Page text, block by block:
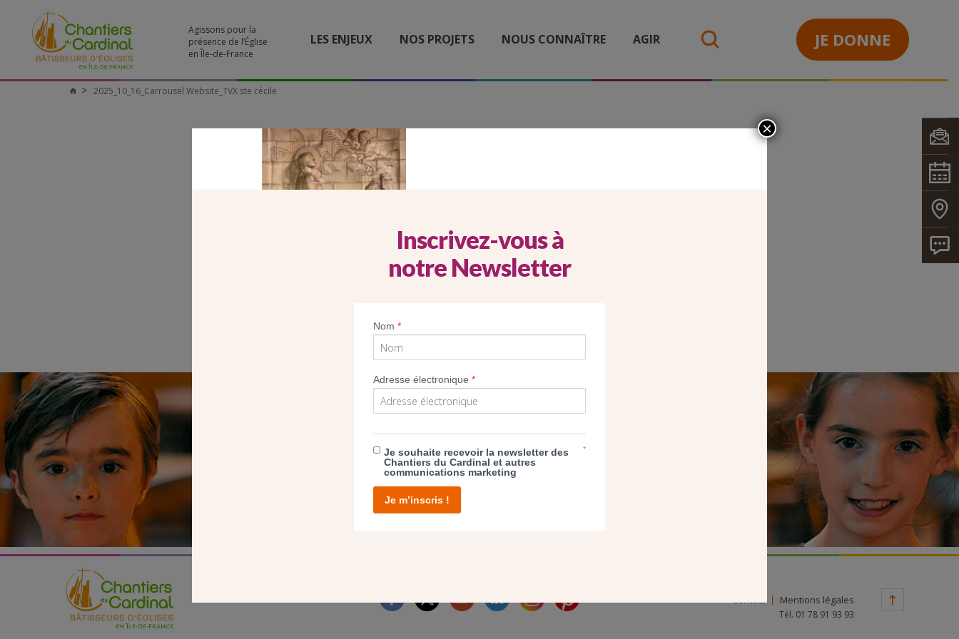
Agissons pour la
présence de l’Église
en Île-de-France
LES ENJEUX NOS PROJETS NOUS CONNAÎTRE AGIR JE DONNE
Chantiers
2025_10_16_Carrousel Website_TVX ste cécile
2025_10_16_CARROUSEL WEBSITE_TVX STE
SEUL VOTRE DON
NOUS PERMET D’AGIR
facebook twitter youtube linkedin instagram
Mentions légales
Tél. 01 78 91 93 93
Inscrivez-vous à
notre Newsletter
Nom*
Adresse électronique*
Je souhaite recevoir la newsletter des
Chantiers du Cardinal et autres
communications marketing
*
Je m’inscris !
×